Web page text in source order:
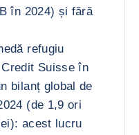
în 2024) și fără
refugiu
Suisse în
bilanț global de
(de 1,9 ori
acest lucru